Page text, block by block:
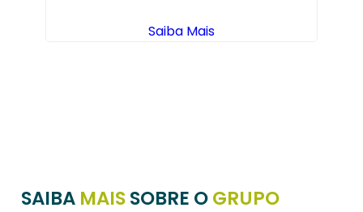
Saiba Mais
SAIBA MAISSOBRE OGRUPO